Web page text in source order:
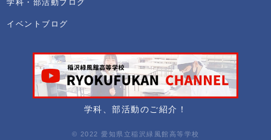
学科・部活動ブログ
イベントブログ
学科、部活動のご紹介！
© 2022 愛知県立稲沢緑風館高等学校